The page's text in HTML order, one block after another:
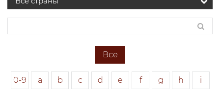
Все
0-9 a b c d e f g h i